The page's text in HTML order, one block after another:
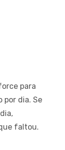
para
por dia. Se
faltou.